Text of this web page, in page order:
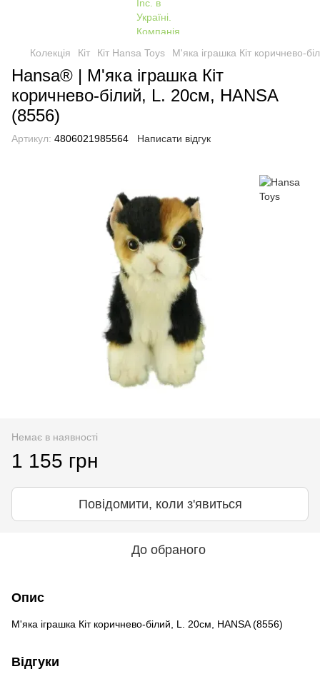
Колекція Кіт Кіт Hansa Toys М'яка іграшка Кіт коричнево-
Hansa® | М'яка іграшка Кіт
коричнево-білий, L. 20см, HANSA
(8556)
Артикул: 4806021985564 Написати відгук
Немає в наявності
1 155 грн
Повідомити, коли з'явиться
До обраного
Опис
М'яка іграшка Кіт коричнево-білий, L. 20см, HANSA (8556)
Відгуки